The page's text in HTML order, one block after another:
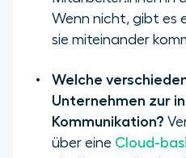
Wenn nicht, gibt es
sie miteinander
Welche
Unternehmen zur
Kommunikation?
über eine Cloud-